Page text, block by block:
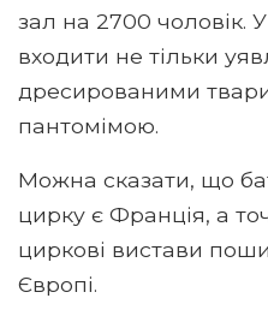
зал на 2700 чоловік.
входити не тільки
дресированими
пантомімою.
Можна сказати, що
цирку є Франція, а
циркові вистави
Європі.